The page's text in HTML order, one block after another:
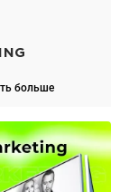
больше